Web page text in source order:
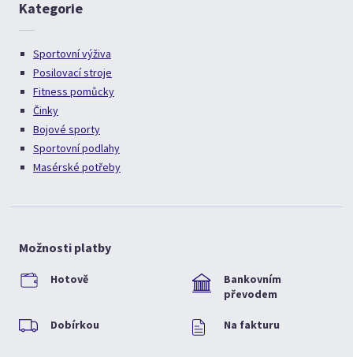
Kategorie
Sportovní výživa
Posilovací stroje
Fitness pomůcky
Činky
Bojové sporty
Sportovní podlahy
Masérské potřeby
Možnosti platby
Hotově
Bankovním
převodem
Dobírkou Na fakturu